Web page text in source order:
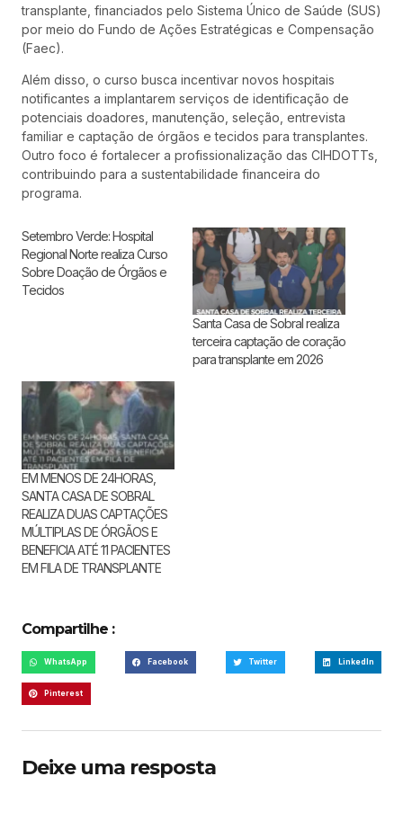
transplante, financiados pelo Sistema Único de Saúde (SUS)
por meio do Fundo de Ações Estratégicas e Compensação
(Faec).
Além disso, o curso busca incentivar novos hospitais
notificantes a implantarem serviços de identificação de
potenciais doadores, manutenção, seleção, entrevista
familiar e captação de órgãos e tecidos para transplantes.
Outro foco é fortalecer a profissionalização das CIHDOTTs,
contribuindo para a sustentabilidade financeira do
programa.
Setembro Verde: Hospital
Regional Norte realiza Curso
Sobre Doação de Órgãos e
Tecidos
Santa Casa de Sobral realiza
terceira captação de coração
para transplante em 2026
EM MENOS DE 24HORAS,
SANTA CASA DE SOBRAL
REALIZA DUAS CAPTAÇÕES
MÚLTIPLAS DE ÓRGÃOS E
BENEFICIA ATÉ 11 PACIENTES
EM FILA DE TRANSPLANTE
Compartilhe :
WhatsApp Facebook Twitter LinkedIn
Pinterest
Deixe uma resposta